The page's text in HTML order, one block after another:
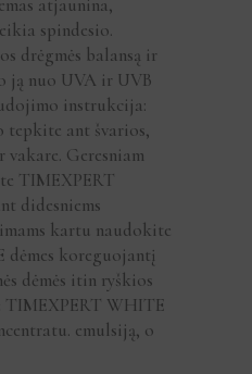
atjaunina,
spindesio.
drėgmės balansą ir
ją nuo UVA ir UVB
instrukcija:
ant švarios,
Geresniam
TIMEXPERT
didesniems
kartu naudokite
koreguojantį
dėmės itin ryškios
TIMEXPERT WHITE
emulsiją, o